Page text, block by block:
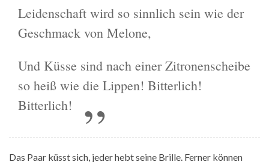
Leidenschaft wird so sinnlich sein wie der
Geschmack von Melone,
Und Küsse sind nach einer Zitronenscheibe
so heiß wie die Lippen! Bitterlich!
Bitterlich!
Das Paar küsst sich, jeder hebt seine Brille. Ferner können